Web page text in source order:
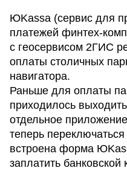
ЮKassa (сервис для
платежей финтех-
с геосервисом 2ГИС
оплаты столичных
навигатора.
Раньше для оплаты
приходилось
отдельное
теперь
встроена форма
заплатить банковской